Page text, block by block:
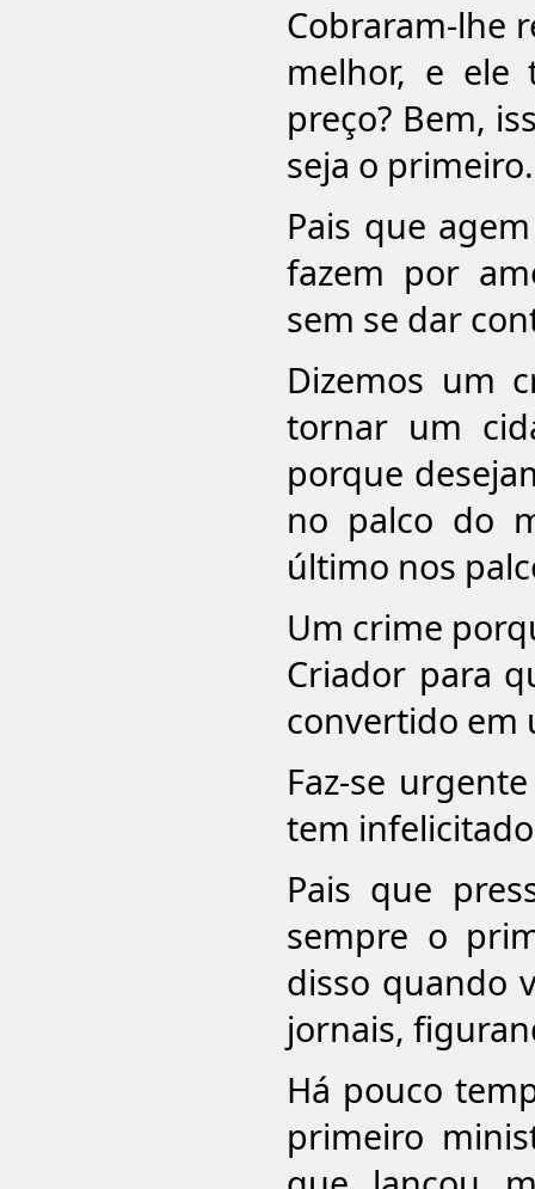
Cobraram-lhe
melhor, e ele
preço? Bem,
seja o primeiro.
Pais que
fazem por
sem se dar
Dizemos um
tornar um
porque
no palco do
último nos
Um crime
Criador para
convertido em
Faz-se
tem
Pais que
sempre o
disso quando
jornais,
Há pouco
primeiro